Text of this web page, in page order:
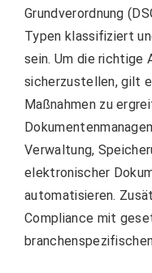
Grundverordnung
Typen klassifiziert
sein. Um die richtige
sicherzustellen, gilt
Maßnahmen zu
Verwaltung,
elektronischer
automatisieren.
Compliance mit